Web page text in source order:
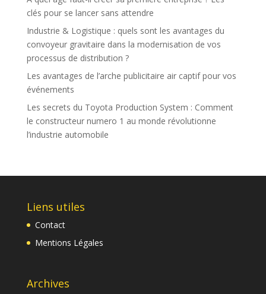
clés pour se lancer sans attendre
Industrie & Logistique : quels sont les avantages du
convoyeur gravitaire dans la modernisation de vos
processus de distribution ?
Les avantages de l’arche publicitaire air captif pour vos
événements
Les secrets du Toyota Production System : Comment
le constructeur numero 1 au monde révolutionne
l’industrie automobile
Liens utiles
Contact
Mentions Légales
Archives